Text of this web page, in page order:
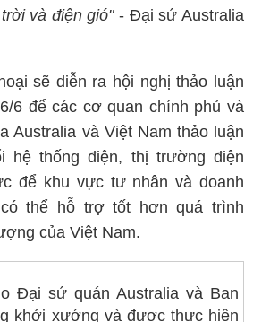
và điện gió"- Đại sứ Australia
sẽ diễn ra hội nghị thảo luận
6 để các cơ quan chính phủ và
Australia và Việt Nam thảo luận
hệ thống điện, thị trường điện
để khu vực tư nhân và doanh
thể hỗ trợ tốt hơn quá trình
của Việt Nam.
Đại sứ quán Australia và Ban
khởi xướng và được thực hiện